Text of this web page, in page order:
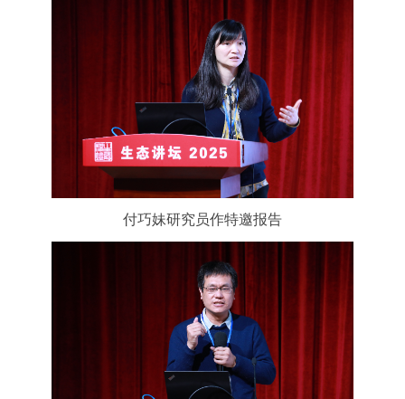
付巧妹研究员作特邀报告